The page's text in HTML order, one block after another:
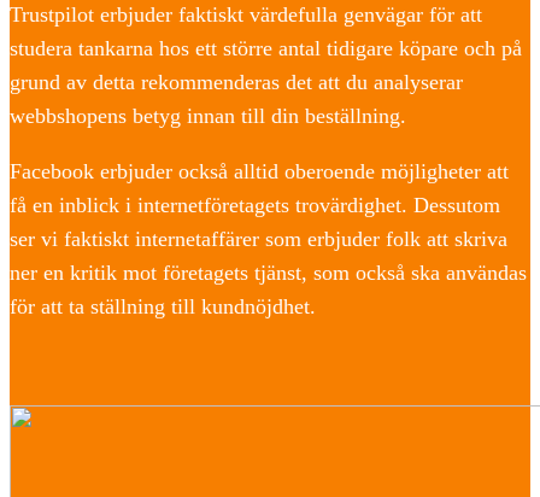
Trustpilot erbjuder faktiskt värdefulla genvägar för att
studera tankarna hos ett större antal tidigare köpare och på
grund av detta rekommenderas det att du analyserar
webbshopens betyg innan till din beställning.
Facebook erbjuder också alltid oberoende möjligheter att
få en inblick i internetföretagets trovärdighet. Dessutom
ser vi faktiskt internetaffärer som erbjuder folk att skriva
ner en kritik mot företagets tjänst, som också ska användas
för att ta ställning till kundnöjdhet.